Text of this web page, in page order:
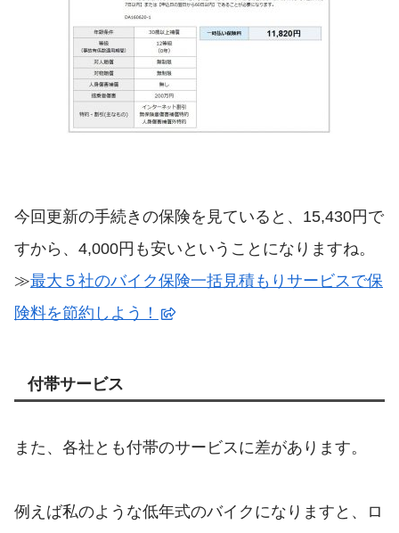
今回更新の手続きの保険を見ていると、15,430円で
すから、4,000円も安いということになりますね。
≫最大５社のバイク保険一括見積もりサービスで保
険料を節約しよう！
付帯サービス
また、各社とも付帯のサービスに差があります。
例えば私のような低年式のバイクになりますと、ロ